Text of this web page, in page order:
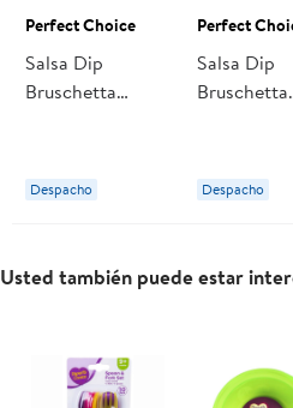
Perfect Choice
Salsa Dip
Bruschetta
Perfect Choice
Despacho
Perfect
Salsa Dip
Bruschetta
Perfect
Despacho
Usted también puede estar